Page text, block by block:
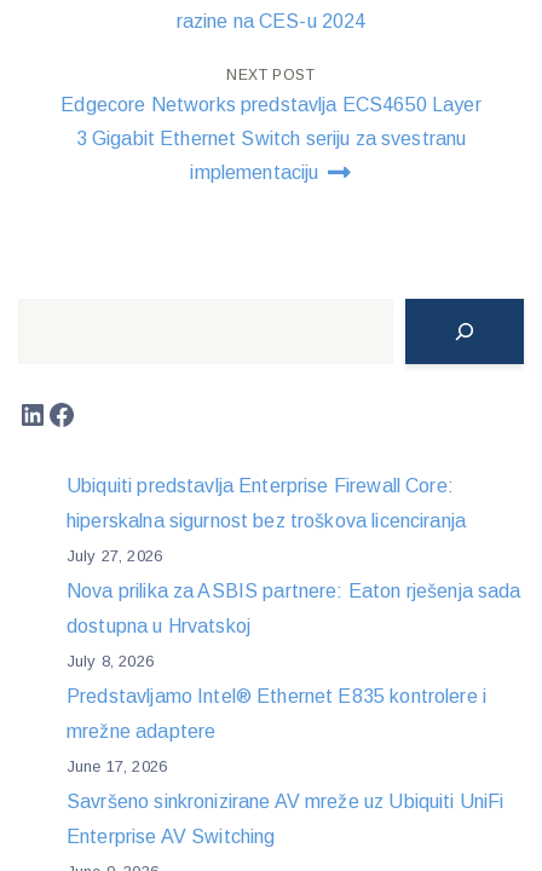
navigationrazine na CES-u 2024
NEXT POST
Edgecore Networks predstavlja ECS4650 Layer
3 Gigabit Ethernet Switch seriju za svestranu
implementaciju
LinkedIn
Facebook
Ubiquiti predstavlja Enterprise Firewall Core:
hiperskalna sigurnost bez troškova licenciranja
July 27, 2026
Nova prilika za ASBIS partnere: Eaton rješenja sada
dostupna u Hrvatskoj
July 8, 2026
Predstavljamo Intel® Ethernet E835 kontrolere i
mrežne adaptere
June 17, 2026
Savršeno sinkronizirane AV mreže uz Ubiquiti UniFi
Enterprise AV Switching